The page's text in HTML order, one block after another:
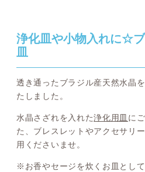
浄化皿や小物入れに☆
皿
透き通ったブラジル産天然水晶
たしました。
水晶さざれを入れた浄化用皿 に
た、ブレスレットやアクセサリ
用くださいませ。
※お香やセージを炊くお皿とし